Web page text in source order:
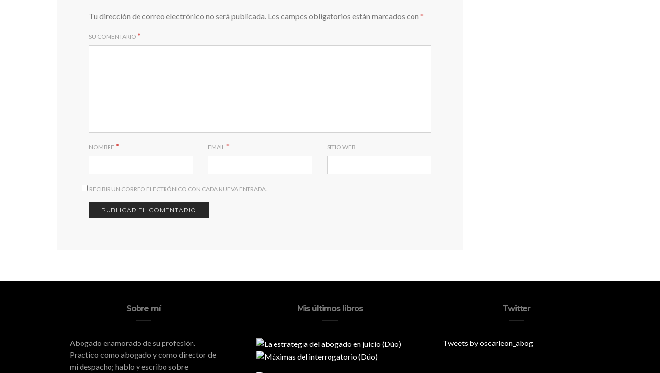
Tu dirección de correo electrónico no será publicada. Los campos obligatorios están marcados con *
SU COMENTARIO *
NOMBRE * EMAIL * SITIO WEB
RECIBIR UN CORREO ELECTRÓNICO CON CADA NUEVA ENTRADA.
Sobre mí
Abogado enamorado de su profesión.
Practico como abogado y como director de
mi despacho; hablo y escribo sobre
Mis últimos libros Twitter
Tweets by oscarleon_abog